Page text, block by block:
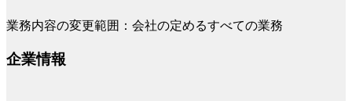
業務内容の変更範囲：会社の定めるすべての業務
企業情報